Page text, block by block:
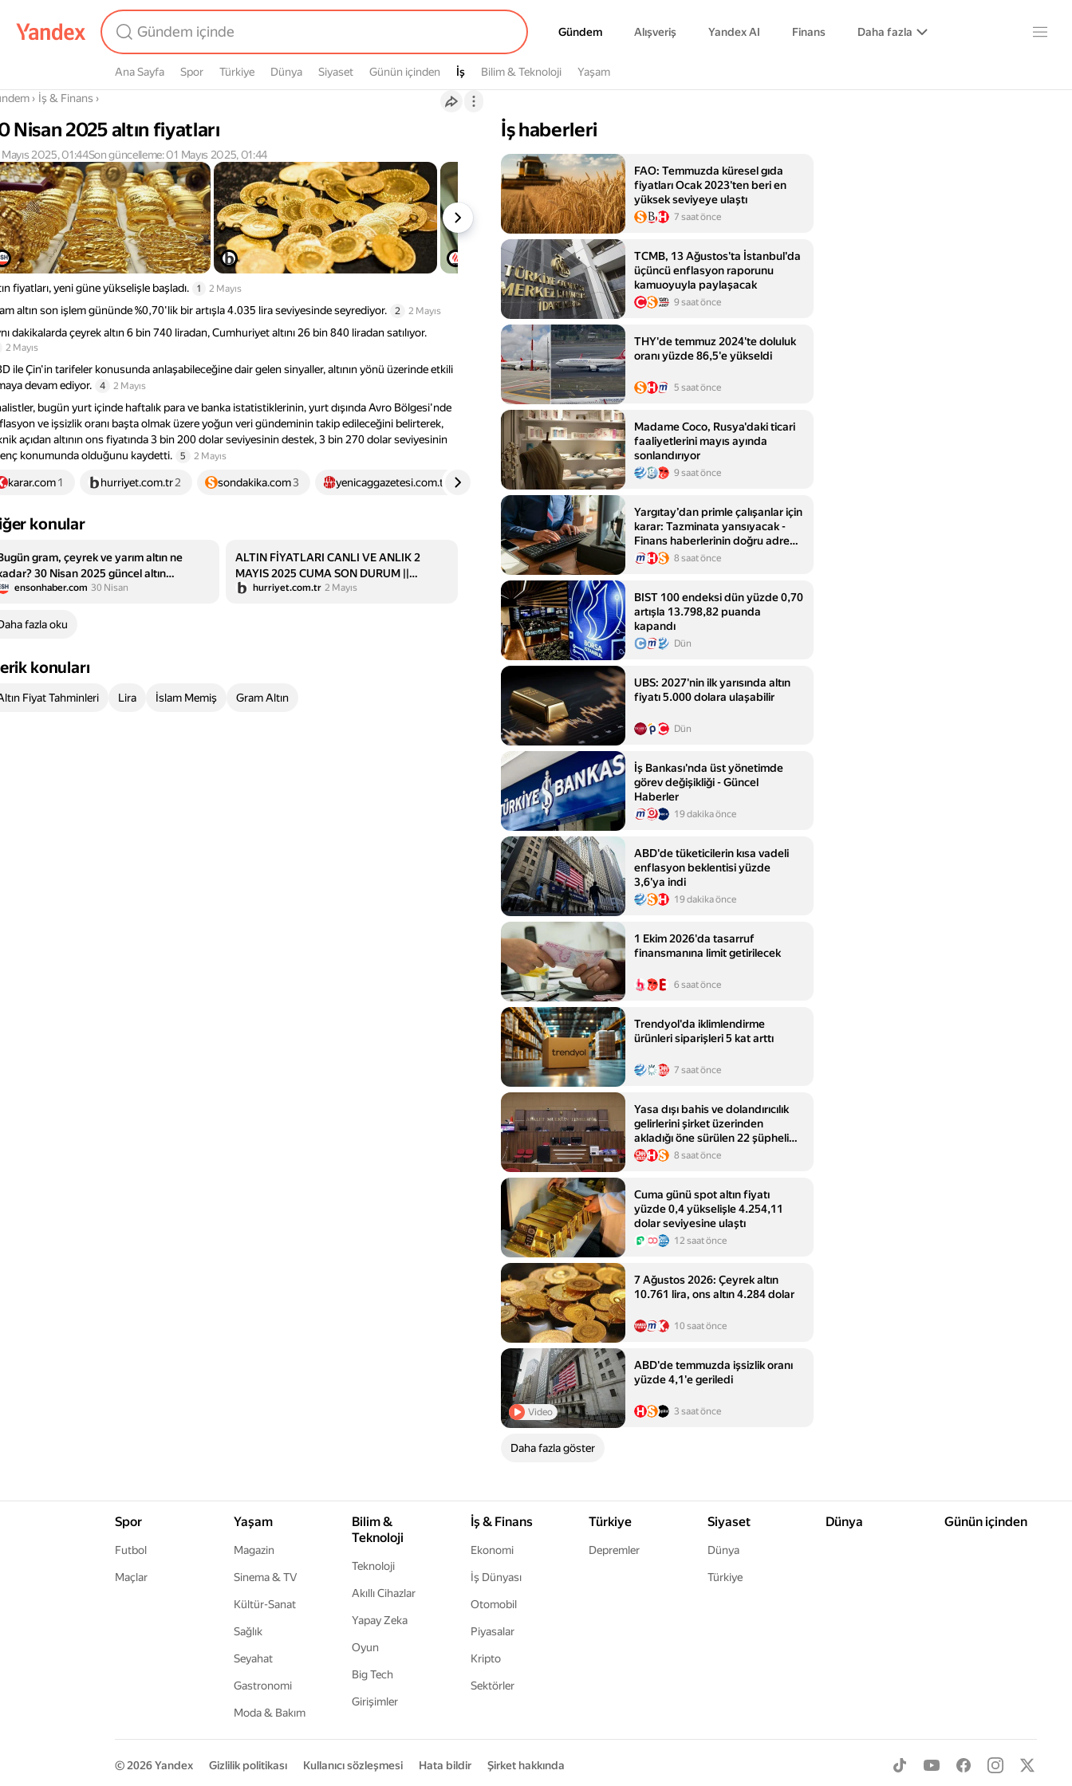
Gündem
Gündem Alışveriş Yandex AI Finans Daha fazla
Ana Sayfa Spor Türkiye Dünya Siyaset Günün içinden İş
İş Bilim & Teknoloji Yaşam
› İş & Finans ›
Nisan 2025 altın fiyatları
2025, 01:44Son güncelleme: 01 Mayıs 2025, 01:44
fiyatları, yeni güne yükselişle başladı. 1 2 Mayıs
altın son işlem gününde %0,70'lik bir artışla 4.035 lira seviyesinde seyrediyor. 2 2 Mayıs
dakikalarda çeyrek altın 6 bin 740 liradan, Cumhuriyet altını 26 bin 840 liradan satılıyor.
2 Mayıs
ile Çin'in tarifeler konusunda anlaşabileceğine dair gelen sinyaller, altının yönü üzerinde etkili
devam ediyor.
4 2 Mayıs
bugün yurt içinde haftalık para ve banka istatistiklerinin, yurt dışında Avro Bölgesi'nde
ve işsizlik oranı başta olmak üzere yoğun veri gündeminin takip edileceğini belirterek,
açıdan altının ons fiyatında 3 bin 200 dolar seviyesinin destek, 3 bin 270 dolar seviyesinin
konumunda olduğunu kaydetti.
5 2 Mayıs
karar.com1 hurriyet.com.tr2 sondakika.com3 yenicaggazetesi.com.tr 4 ensonhaber.com5
konular
gram, çeyrek ve yarım altın ne
30 Nisan 2025 güncel altın
ensonhaber.com 30 Nisan
ALTIN FİYATLARI CANLI VE ANLIK 2
MAYIS 2025 CUMA SON DURUM ||
Trump'ın indirim sinyali sonrası düşüş
hurriyet.com.tr 2 Mayıs
fazla oku
konuları
Fiyat Tahminleri Lira İslam Memiş Gram Altın
İş haberleri
FAO: Temmuzda küresel gıda
fiyatları Ocak 2023'ten beri en
yüksek seviyeye ulaştı
7 saat önce
TCMB, 13 Ağustos'ta İstanbul'da
üçüncü enflasyon raporunu
kamuoyuyla paylaşacak
9 saat önce
THY'de temmuz 2024'te doluluk
oranı yüzde 86,5'e yükseldi
5 saat önce
Madame Coco, Rusya'daki ticari
faaliyetlerini mayıs ayında
sonlandırıyor
9 saat önce
Yargıtay’dan primle çalışanlar için
karar: Tazminata yansıyacak -
Finans haberlerinin doğru adresi
- Mynet Finans Haber
8 saat önce
BIST 100 endeksi dün yüzde 0,70
artışla 13.798,82 puanda
kapandı
Dün
UBS: 2027'nin ilk yarısında altın
fiyatı 5.000 dolara ulaşabilir
Dün
İş Bankası'nda üst yönetimde
görev değişikliği - Güncel
Haberler
19 dakika önce
ABD'de tüketicilerin kısa vadeli
enflasyon beklentisi yüzde
3,6'ya indi
19 dakika önce
1 Ekim 2026'da tasarruf
finansmanına limit getirilecek
6 saat önce
Trendyol'da iklimlendirme
ürünleri siparişleri 5 kat arttı
7 saat önce
Yasa dışı bahis ve dolandırıcılık
gelirlerini şirket üzerinden
akladığı öne sürülen 22 şüpheli
için iddianame
8 saat önce
Cuma günü spot altın fiyatı
yüzde 0,4 yükselişle 4.254,11
dolar seviyesine ulaştı
12 saat önce
7 Ağustos 2026: Çeyrek altın
10.761 lira, ons altın 4.284 dolar
10 saat önce
Video
ABD'de temmuzda işsizlik oranı
yüzde 4,1'e geriledi
3 saat önce
Daha fazla göster
Spor
Futbol
Maçlar
Yaşam
Magazin
Sinema & TV
Kültür-Sanat
Sağlık
Seyahat
Gastronomi
Moda & Bakım
Bilim &
Teknoloji
Teknoloji
Akıllı Cihazlar
Yapay Zeka
Oyun
Big Tech
Girişimler
İş & Finans
Ekonomi
İş Dünyası
Otomobil
Piyasalar
Kripto
Sektörler
Türkiye
Depremler
Siyaset
Dünya
Türkiye
Dünya Günün içinden
© 2026Yandex Gizlilik politikası Kullanıcı sözleşmesi Hata bildir Şirket hakkında